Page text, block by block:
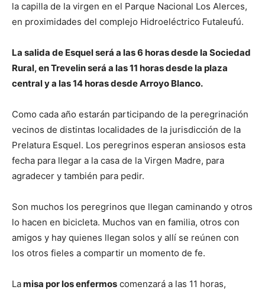
la capilla de la virgen en el Parque Nacional Los Alerces,
en proximidades del complejo Hidroeléctrico Futaleufú.
La salida de Esquel será a las 6 horas desde la Sociedad
Rural, en Trevelin será a las 11 horas desde la plaza
central y a las 14 horas desde Arroyo Blanco.
Como cada año estarán participando de la peregrinación
vecinos de distintas localidades de la jurisdicción de la
Prelatura Esquel. Los peregrinos esperan ansiosos esta
fecha para llegar a la casa de la Virgen Madre, para
agradecer y también para pedir.
Son muchos los peregrinos que llegan caminando y otros
lo hacen en bicicleta. Muchos van en familia, otros con
amigos y hay quienes llegan solos y allí se reúnen con
los otros fieles a compartir un momento de fe.
Lamisa por los enfermos comenzará a las 11 horas,